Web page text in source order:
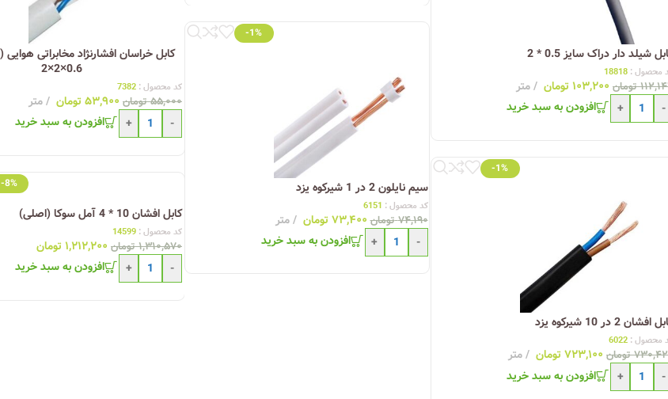
شیلد دار دراک سایز 0.5 * 2
محصول : 18818
تومان ۱۰۳,۲۰۰ تومان
متر
-
+ افزودن به سبد خرید
0.6×2×2
کد محصول : 7382
۵۵,۰۰۰ تومان ۵۳,۹۰۰تومان
متر
-
+ افزودن به سبد خرید
-1%
سیم نایلون 2 در 1 شیرکوه یزد
کد محصول : 6151
۷۴,۱۹۰ تومان ۷۳,۴۰۰ تومان
متر
-
+ افزودن به سبد خرید
-1%
افشان 2 در 10 شیرکوه یزد
محصول : 6022
تومان ۷۲۳,۱۰۰تومان
متر
-
+ افزودن به سبد خرید
-8%
کابل افشان 10 * 4 آمل سوکا (اصلی)
کد محصول : 14599
۱,۳۱۰,۵۷۰ تومان ۱,۲۱۲,۲۰۰ تومان
-
+ افزودن به سبد خرید